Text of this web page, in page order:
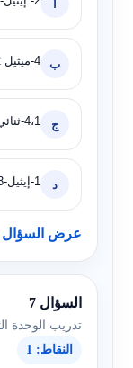
ب 4-ميثيل 2- هكساين
ج 4،1-ثنائي ميثيل هكسان حلقي
د 1-إيثيل-3- ميثيل بنتان حلقي
عرض السؤال
السؤال 7
تدريب الوحدة
النقاط: 1